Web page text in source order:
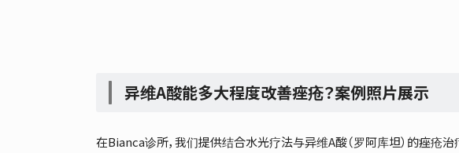
异维A酸能多大程度改善痤疮？案例照片展示
在Bianca诊所，我们提供结合水光疗法与异维A酸（罗阿库坦）的痤疮治